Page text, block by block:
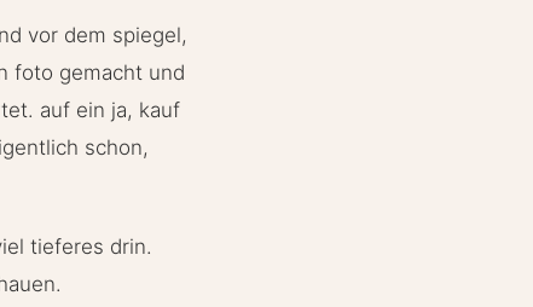
vor dem spiegel,
foto gemacht und
auf ein ja, kauf
schon,
tieferes drin.